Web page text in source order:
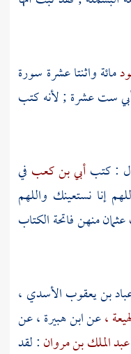
مائة واثنتا عشرة سورة
ست عشرة ; لأنه كتب
: كتبأبي بن كعب في
إنا نستعينك واللهم
عثمانمنهن فاتحة الكتاب
بن يعقوب الأسدي ،
،عنابن هبيرة ،عن
عبد الملك بن مروان: لقد